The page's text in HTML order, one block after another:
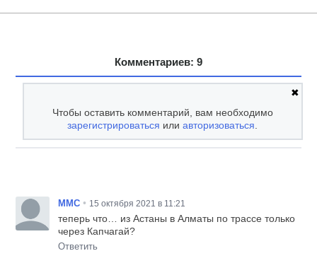
Комментариев: 9
✖
Чтобы оставить комментарий, вам необходимо
зарегистрироваться илиавторизоваться.
MMC • 15 октября 2021 в 11:21
теперь что… из Астаны в Алматы по трассе только
через Капчагай?
Ответить